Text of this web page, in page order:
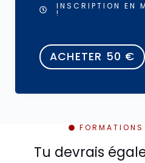
INSCRIPTION EN
!
ACHETER 50 €
Tu devrais